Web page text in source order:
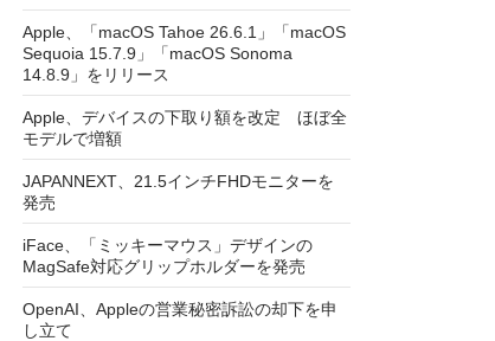
Apple、「macOS Tahoe 26.6.1」「macOS
Sequoia 15.7.9」「macOS Sonoma
14.8.9」をリリース
Apple、デバイスの下取り額を改定 ほぼ全
モデルで増額
JAPANNEXT、21.5インチFHDモニターを
発売
iFace、「ミッキーマウス」デザインの
MagSafe対応グリップホルダーを発売
OpenAI、Appleの営業秘密訴訟の却下を申
し立て